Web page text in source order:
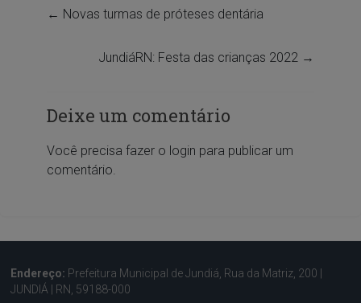
← Novas turmas de próteses dentária
JundiáRN: Festa das crianças 2022 →
Deixe um comentário
Você precisa fazer o login para publicar um
comentário.
Endereço: Prefeitura Municipal de Jundiá, Rua da Matriz, 200 |
JUNDIÁ | RN, 59188-000